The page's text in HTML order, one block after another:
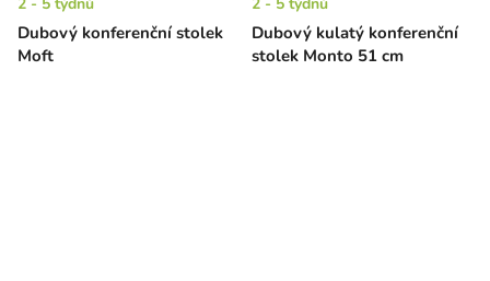
Dubový konferenční stolek
Moft
Dubový kulatý konferenční
stolek Monto 51 cm